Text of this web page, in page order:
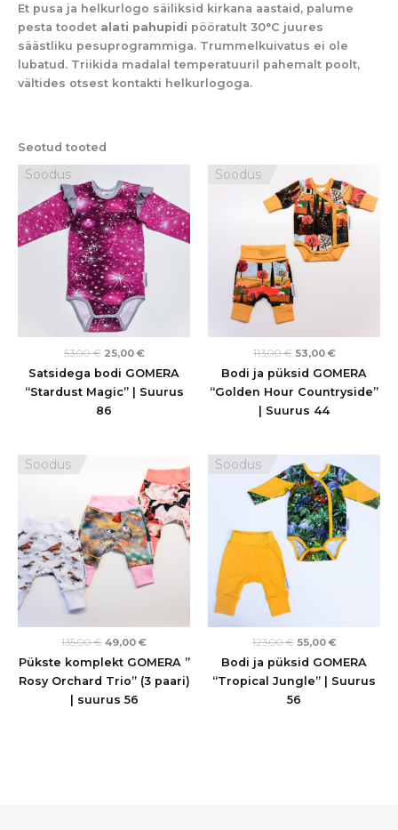
Et pusa ja helkurlogo säiliksid kirkana aastaid, palume
pesta toodet alati pahupidi pööratult 30°C juures
säästliku pesuprogrammiga. Trummelkuivatus ei ole
lubatud. Triikida madalal temperatuuril pahemalt poolt,
vältides otsest kontakti helkurlogoga.
Seotud tooted
Soodus
53,00€
hind
oli:
53,00 €.
25,00 €
on:
25,00 €.
Satsidega bodi GOMERA
“Stardust Magic” | Suurus
86
Soodus
113,00€
hind
oli:
113,00 €.
53,00 €
hind
on:
53,00 €.
Bodi ja püksid GOMERA
“Golden Hour Countryside”
| Suurus 44
Soodus
135,00€
135,00 €.
49,00 €
hind
on:
49,00 €.
Pükste komplekt GOMERA ”
Rosy Orchard Trio” (3 paari)
| suurus 56
Soodus
123,00€
hind
oli:
123,00 €.
55,00 €
hind
on:
55,00 €.
Bodi ja püksid GOMERA
“Tropical Jungle” | Suurus
56